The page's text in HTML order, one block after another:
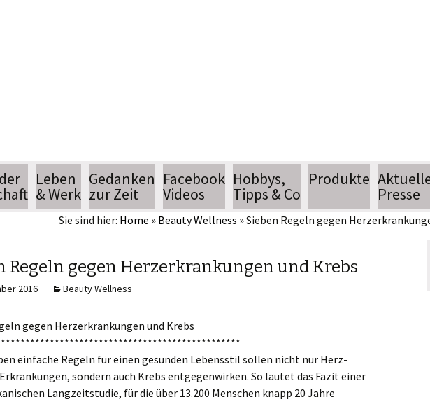
Leben
& Werk
Biografie
Bücher
Sendereihen
Gedanken
zur Zeit
Facebook
Videos
Hobbys,
Tipps & Co
hobbythek
hobbytipps
TechnikTipps
Produkte
Presse
Termine
Sie sind hier: Home » Beauty Wellness »Sieben Regeln gegen
Regeln gegen Herzerkrankungen und Krebs
2016 Beauty Wellness
gegen Herzerkrankungen und Krebs
einfache Regeln für einen gesunden Lebensstil sollen nicht nur Herz-
sondern auch Krebs entgegenwirken. So lautet das Fazit einer
Langzeitstudie, für die über 13.200 Menschen knapp 20 Jahre